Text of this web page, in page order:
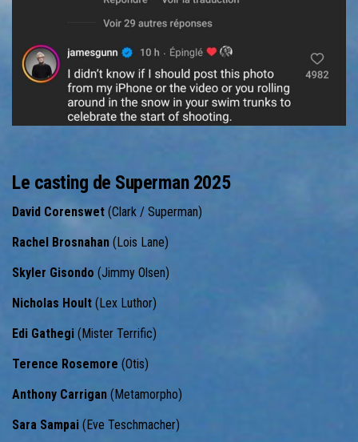
Le casting de Superman 2025
David Corenswet (Clark / Superman)
Rachel
Brosnahan (Lois Lane)
Skyler Gisondo (Jimmy Olsen)
Nicholas Hoult (Lex Luthor)
Edi Gathegi (Mister Terrific)
Terence Rosemore (Otis)
Anthony Carrigan (Metamorpho)
Sara Sampai (Eve Teschmacher)